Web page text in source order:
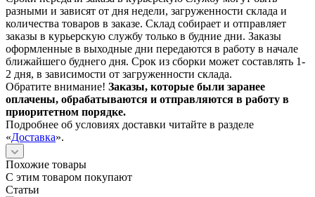
разными и зависят от дня недели, загруженности склада и
количества товаров в заказе. Склад собирает и отправляет
заказы в курьерскую службу только в будние дни. Заказы
оформленные в выходные дни передаются в работу в начале
ближайшего буднего дня. Срок из сборки может составлять 1-
2 дня, в зависимости от загруженности склада.
Обратите внимание! Заказы, которые были заранее
оплачены, обрабатываются и отправляются в работу в
приоритетном порядке.
Подробнее об условиях доставки читайте в разделе
«Доставка».
Похожие товары
С этим товаром покупают
Статьи